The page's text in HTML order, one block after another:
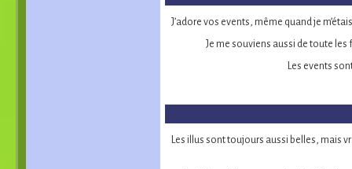
J’adore vos events, même quand je
Je me souviens aussi de toute les
Les events
Les illus sont toujours aussi belles, mais